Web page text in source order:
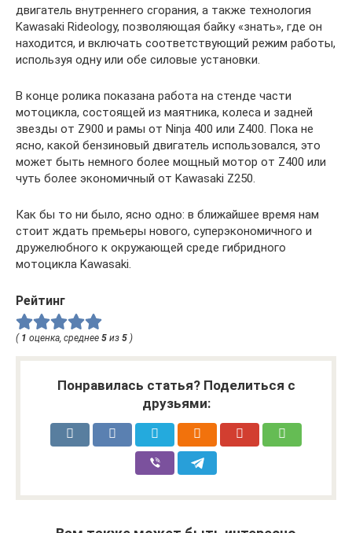
двигатель внутреннего сгорания, а также технология
Kawasaki Rideology, позволяющая байку «знать», где он
находится, и включать соответствующий режим работы,
используя одну или обе силовые установки.
В конце ролика показана работа на стенде части
мотоцикла, состоящей из маятника, колеса и задней
звезды от Z900 и рамы от Ninja 400 или Z400. Пока не
ясно, какой бензиновый двигатель использовался, это
может быть немного более мощный мотор от Z400 или
чуть более экономичный от Kawasaki Z250.
Как бы то ни было, ясно одно: в ближайшее время нам
стоит ждать премьеры нового, суперэкономичного и
дружелюбного к окружающей среде гибридного
мотоцикла Kawasaki.
Рейтинг
( 1 оценка, среднее 5 из 5 )
Понравилась статья? Поделиться с
друзьями: